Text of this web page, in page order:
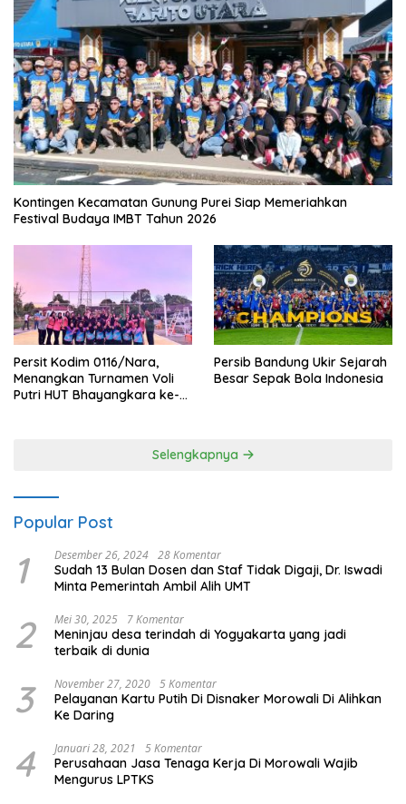
Kontingen Kecamatan Gunung Purei Siap Memeriahkan
Festival Budaya IMBT Tahun 2026
Persit Kodim 0116/Nara,
Menangkan Turnamen Voli
Putri HUT Bhayangkara ke-
Persib Bandung Ukir Sejarah
Besar Sepak Bola Indonesia
Selengkapnya
Popular Post
1 Desember 26, 2024 28 Komentar
Sudah 13 Bulan Dosen dan Staf Tidak Digaji, Dr. Iswadi
Minta Pemerintah Ambil Alih UMT
2 Mei 30, 2025 7 Komentar
Meninjau desa terindah di Yogyakarta yang jadi
terbaik di dunia
3 November 27, 2020 5 Komentar
Pelayanan Kartu Putih Di Disnaker Morowali Di Alihkan
Ke Daring
4 Januari 28, 2021 5 Komentar
Perusahaan Jasa Tenaga Kerja Di Morowali Wajib
Mengurus LPTKS